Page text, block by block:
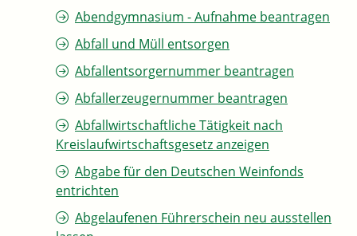
Abendgymnasium - Aufnahme beantragen
Abfall und Müll entsorgen
Abfallentsorgernummer beantragen
Abfallerzeugernummer beantragen
Abfallwirtschaftliche Tätigkeit nach
Kreislaufwirtschaftsgesetz anzeigen
Abgabe für den Deutschen Weinfonds
entrichten
Abgelaufenen Führerschein neu ausstellen